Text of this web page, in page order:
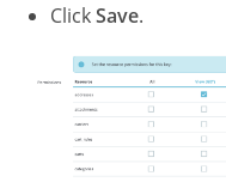
ClickSave.